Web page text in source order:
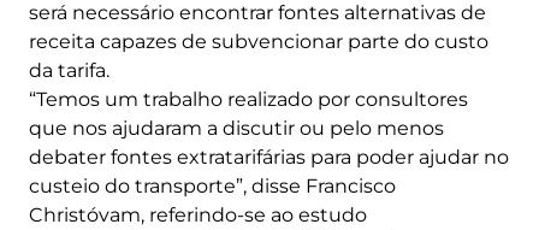
será necessário encontrar fontes alternativas de
receita capazes de subvencionar parte do custo
da tarifa.
“Temos um trabalho realizado por consultores
que nos ajudaram a discutir ou pelo menos
debater fontes extratarifárias para poder ajudar no
custeio do transporte”, disse Francisco
Christóvam, referindo-se ao estudo